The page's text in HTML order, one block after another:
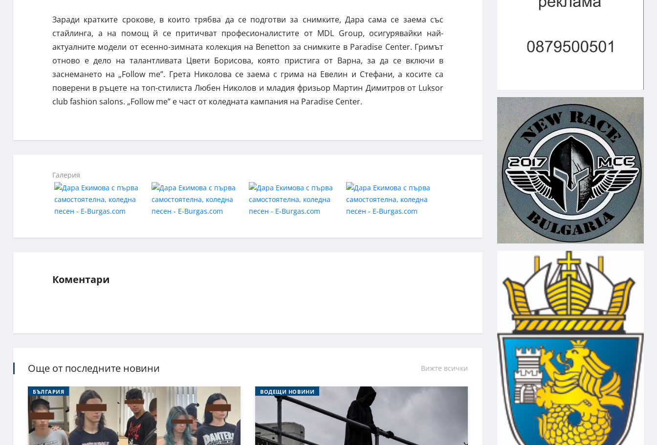
Заради кратките срокове, в които трябва да се подготви за снимките, Дара сама се заема със
стайлинга, а на помощ й се притичват професионалистите от MDL Group, осигурявайки най-
актуалните модели от есенно-зимната колекция на Benetton за снимките в Paradise Center. Гримът
отново е дело на талантливата Цвети Борисова, която пристига от Варна, за да се включи в
заснемането на „Follow me”. Грета Николова се заема с грима на Евелин и Стефани, а косите са
поверени в ръцете на топ-стилиста Любен Николов и младия фризьор Мартин Димитров от Luksor
club fashion salons. „Follow me” е част от коледната кампания на Paradise Center.
Галерия
Коментари
Още от последните новини Вижте всички
БЪЛГАРИЯ ВОДЕЩИ НОВИНИ